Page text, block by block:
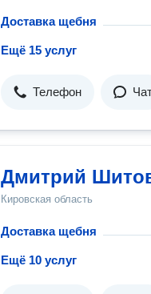
Доставка щебня
Ещё 15 услуг
Телефон
Дмитрий
Кировская область
Доставка щебня
Ещё 10 услуг